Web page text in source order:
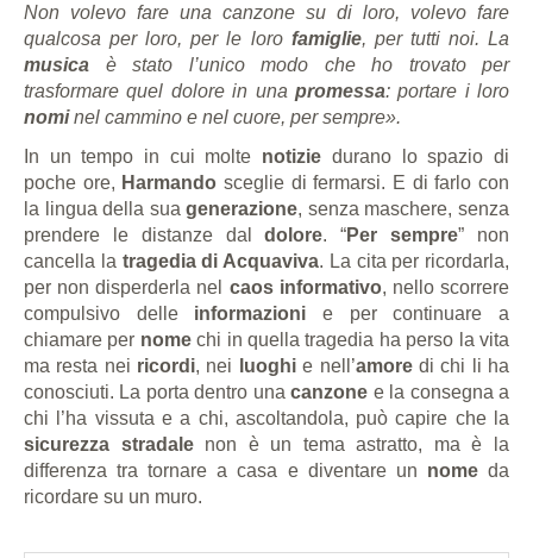
Non volevo fare una canzone su di loro, volevo fare
qualcosa per loro, per le loro famiglie, per tutti noi. La
musica è stato l’unico modo che ho trovato per
trasformare quel dolore in una promessa: portare i loro
nominel cammino e nel cuore, per sempre».
In un tempo in cui molte notizie durano lo spazio di
poche ore, Harmando sceglie di fermarsi. E di farlo con
la lingua della suagenerazione, senza maschere, senza
prendere le distanze daldolore. “Per sempre” non
cancella la tragedia di Acquaviva. La cita per ricordarla,
per non disperderla nel caos informativo, nello scorrere
compulsivo delle informazioni e per continuare a
chiamare per nomechi in quella tragedia ha perso la vita
ma resta nei ricordi, nei luoghie nell’amoredi chi li ha
conosciuti. La porta dentro unacanzone e la consegna a
chi l’ha vissuta e a chi, ascoltandola, può capire che la
sicurezza stradalenon è un tema astratto, ma è la
differenza tra tornare a casa e diventare un nomeda
ricordare su un muro.